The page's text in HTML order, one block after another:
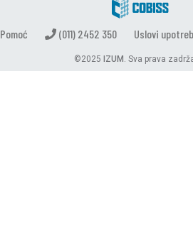
Pomoć (011) 2452 350 Uslovi
©2025 IZUM . Sva prava